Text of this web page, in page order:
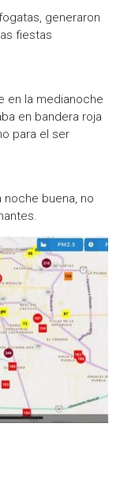
generaron
fiestas
en la medianoche
en bandera roja
para el ser
buena, no